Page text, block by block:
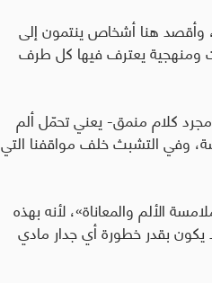
وأقصد هنا أشخاص ينتمون إلى
ومنهجية يعترف فيها كل طرف
مجرد كلام منمق- يعني تحمّل ألم
وفي التشبث خلف مواقفنا التي
الألم والمعاناة»، لأنه بهذه
يكون بقدر خطورة أي جدار مادي